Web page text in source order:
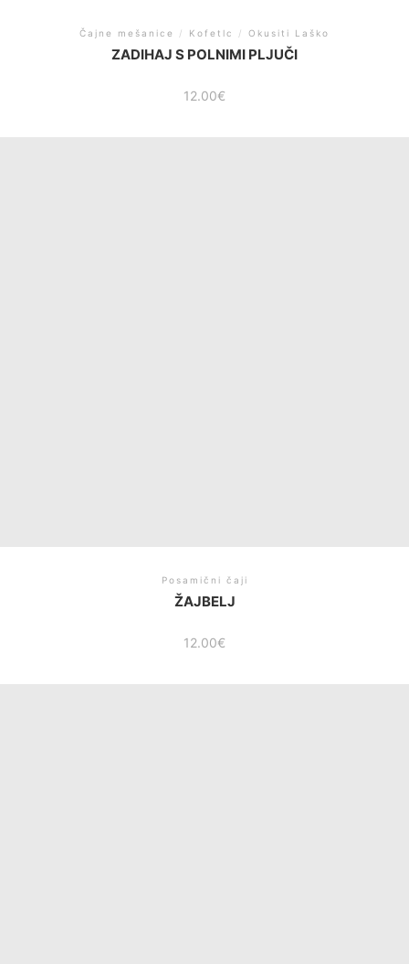
Čajne mešanice / Kofetlc / Okusiti Laško
ZADIHAJ S POLNIMI PLJUČI
12.00€
Posamični čaji
ŽAJBELJ
12.00€